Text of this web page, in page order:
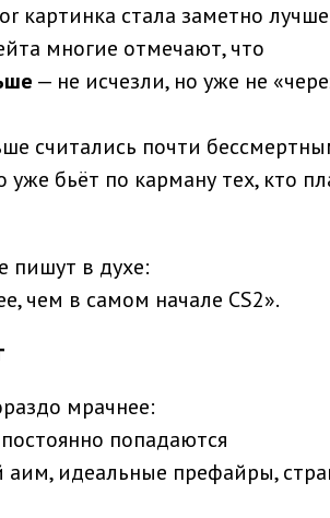
картинка стала заметно
многие отмечают, что
— не исчезли, но уже не
считались почти
бьёт по карману тех, кто
пишут в духе:
чем в самом начале CS2».
мрачнее:
попадаются
идеальные префайры,